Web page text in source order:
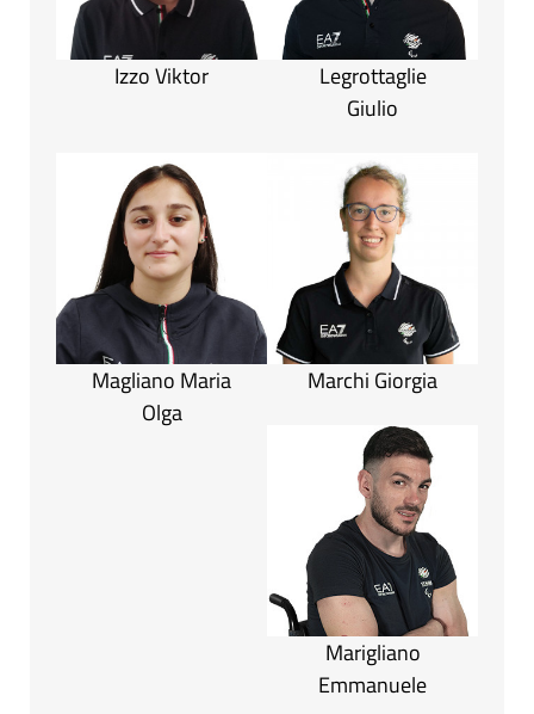
Izzo Viktor
Legrottaglie
Giulio
Magliano Maria
Olga
Marchi Giorgia
Marigliano
Emmanuele